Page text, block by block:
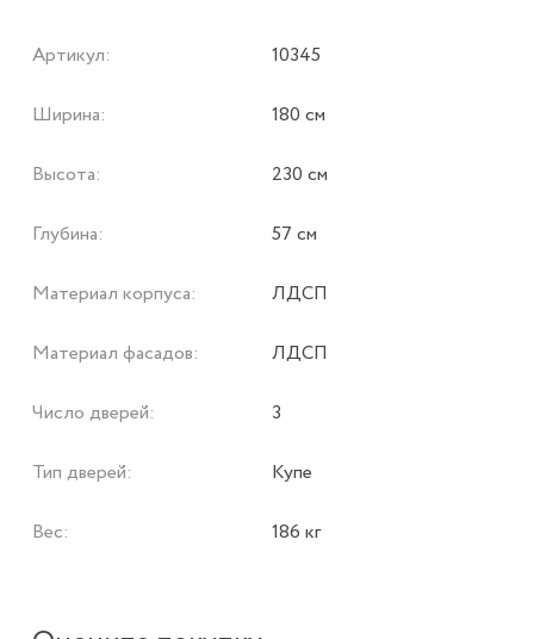
Артикул: 10345
Ширина: 180 см
Высота: 230 см
Глубина: 57 см
Материал корпуса: ЛДСП
Материал фасадов: ЛДСП
Число дверей: 3
Тип дверей: Купе
Вес: 186 кг